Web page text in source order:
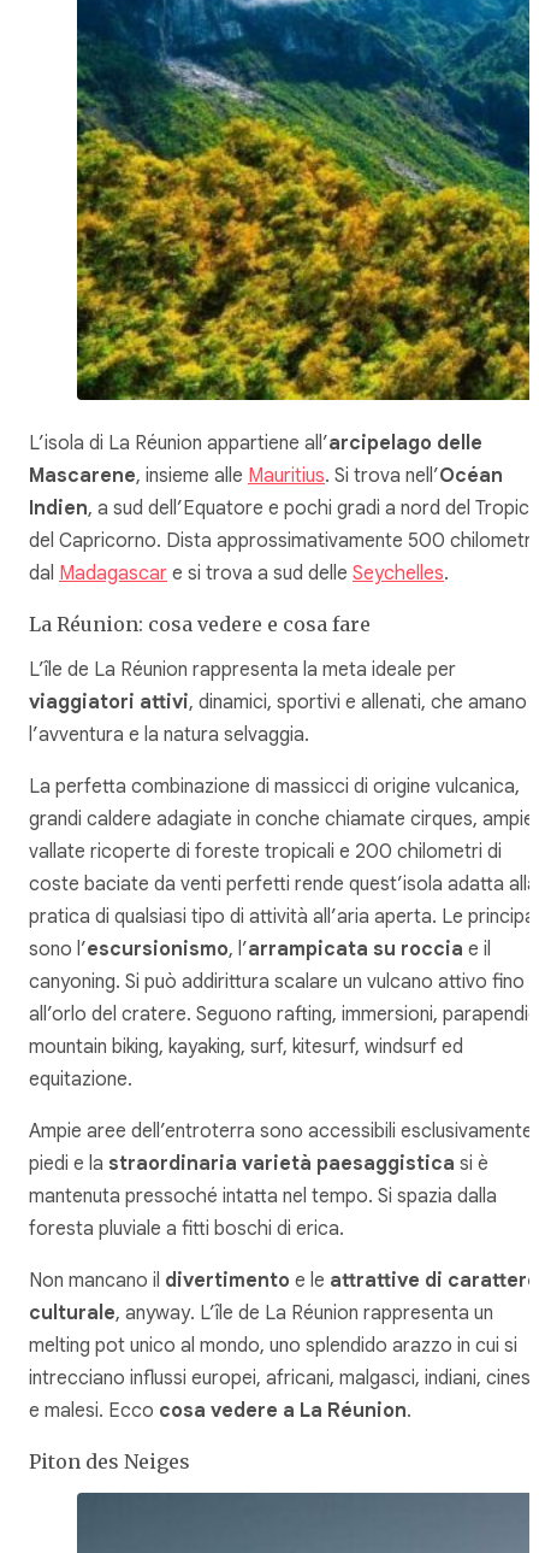
L’isola di La Réunion appartiene all’arcipelago delle
Mascarene, insieme alle Mauritius. Si trova nell’Océan
Indien, a sud dell’Equatore e pochi gradi a nord del
del Capricorno. Dista approssimativamente 500 chilometri
dal Madagascar e si trova a sud delle Seychelles.
La Réunion: cosa vedere e cosa fare
L’île de La Réunion rappresenta la meta ideale per
viaggiatori attivi, dinamici, sportivi e allenati, che amano
l’avventura e la natura selvaggia.
La perfetta combinazione di massicci di origine vulcanica,
grandi caldere adagiate in conche chiamate cirques, ampie
vallate ricoperte di foreste tropicali e 200 chilometri di
coste baciate da venti perfetti rende quest’isola adatta alla
pratica di qualsiasi tipo di attività all’aria aperta. Le
sono l’escursionismo, l’arrampicata su roccia e il
canyoning. Si può addirittura scalare un vulcano attivo fino
all’orlo del cratere. Seguono rafting, immersioni,
mountain biking, kayaking, surf, kitesurf, windsurf ed
equitazione.
Ampie aree dell’entroterra sono accessibili esclusivamente
piedi e la straordinaria varietà paesaggistica si è
mantenuta pressoché intatta nel tempo. Si spazia dalla
foresta pluviale a fitti boschi di erica.
Non mancano il divertimento e le attrattive di carattere
culturale, anyway. L’île de La Réunion rappresenta un
melting pot unico al mondo, uno splendido arazzo in cui si
intrecciano influssi europei, africani, malgasci, indiani, cinesi
e malesi. Ecco cosa vedere a La Réunion.
Piton des Neiges